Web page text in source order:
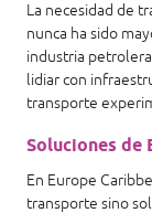
La necesidad de
nunca ha sido
industria
lidiar con
transporte
Soluciones de
En Europe
transporte sino